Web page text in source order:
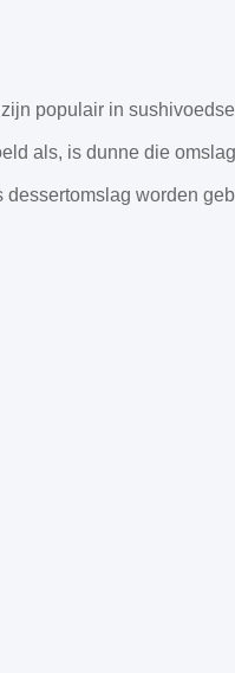
populair in
als, is dunne die
worden